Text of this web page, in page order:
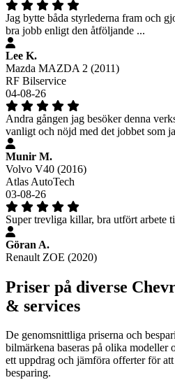
Jag bytte båda styrlederna fram och
bra jobb enligt den åtföljande ...
Lee K.
Mazda MAZDA 2 (2011)
RF Bilservice
04-08-26
Andra gången jag besöker denna
vanligt och nöjd med det jobbet som
Munir M.
Volvo V40 (2016)
Atlas AutoTech
03-08-26
Super trevliga killar, bra utfört arbete
Göran A.
Renault ZOE (2020)
Priser på diverse
& services
De genomsnittliga priserna och
bilmärkena baseras på olika modeller
ett uppdrag och jämföra offerter för
besparing.